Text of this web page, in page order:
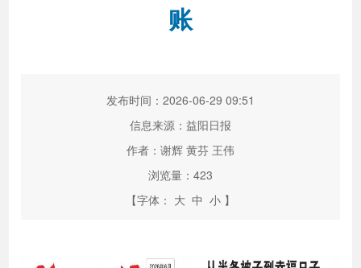
账
发布时间：2026-06-29 09:51
信息来源：益阳日报
作者：谢辉 黄芬 王伟
浏览量： 423
【字体： 大 中 小 】